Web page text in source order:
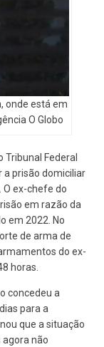
onde está em
O Globo
Federal
prisão domiciliar
O ex-chefe do
em razão da
em 2022. No
de arma de
do ex-
horas.
concedeu a
para a
que a situação
não